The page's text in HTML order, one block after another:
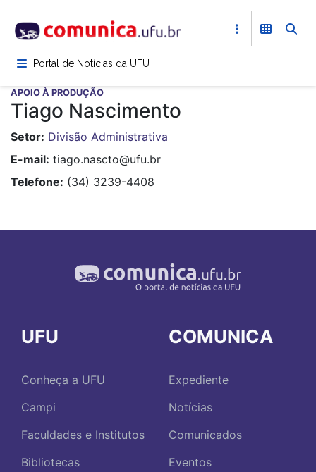
para
conteúdoPortal de Notícias da UFU
APOIO À PRODUÇÃO
Tiago Nascimento
Setor Divisão Administrativa
E-mail tiago.nascto@ufu.br
Telefone (34) 3239-4408
UFU
Conheça a UFU
Campi
Faculdades e Institutos
Bibliotecas
COMUNICA
Expediente
Notícias
Comunicados
Eventos